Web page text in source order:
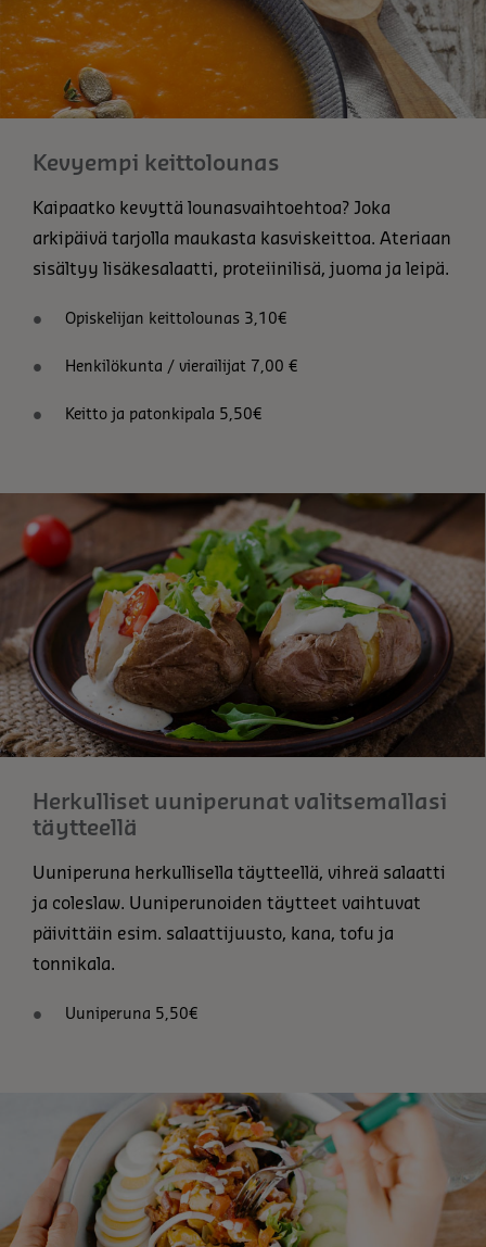
Kevyempi keittolounas
Kaipaatko kevyttä lounasvaihtoehtoa? Joka
arkipäivä tarjolla maukasta kasviskeittoa. Ateriaan
sisältyy lisäkesalaatti, proteiinilisä, juoma ja leipä.
Opiskelijan keittolounas 3,10€
Henkilökunta / vierailijat 7,00 €
Keitto ja patonkipala 5,50€
Herkulliset uuniperunat valitsemallasi
täytteellä
Uuniperuna herkullisella täytteellä, vihreä salaatti
ja coleslaw. Uuniperunoiden täytteet vaihtuvat
päivittäin esim. salaattijuusto, kana, tofu ja
tonnikala.
Uuniperuna 5,50€